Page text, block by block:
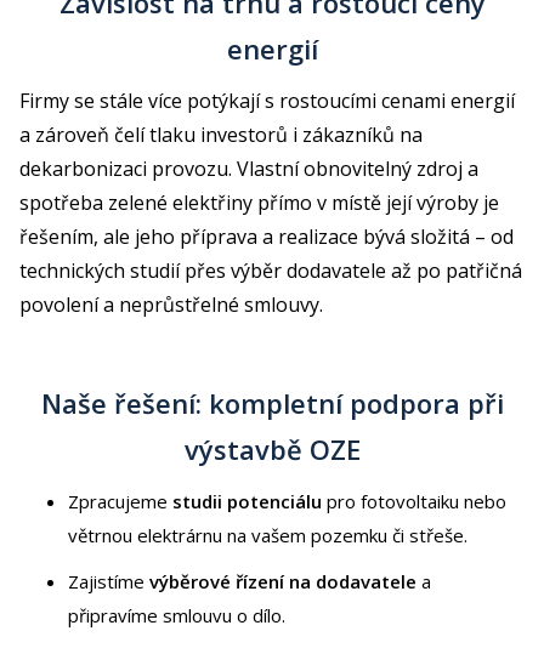
energií
Firmy se stále více potýkají s rostoucími cenami energií
a zároveň čelí tlaku investorů i zákazníků na
dekarbonizaci provozu. Vlastní obnovitelný zdroj a
spotřeba zelené elektřiny přímo v místě její výroby je
řešením, ale jeho příprava a realizace bývá složitá – od
technických studií přes výběr dodavatele až po patřičná
povolení a neprůstřelné smlouvy.
Naše řešení: kompletní podpora při
výstavbě OZE
Zpracujeme studii potenciálu pro fotovoltaiku nebo
větrnou elektrárnu na vašem pozemku či střeše.
Zajistíme výběrové řízení na dodavatele a
připravíme smlouvu o dílo.